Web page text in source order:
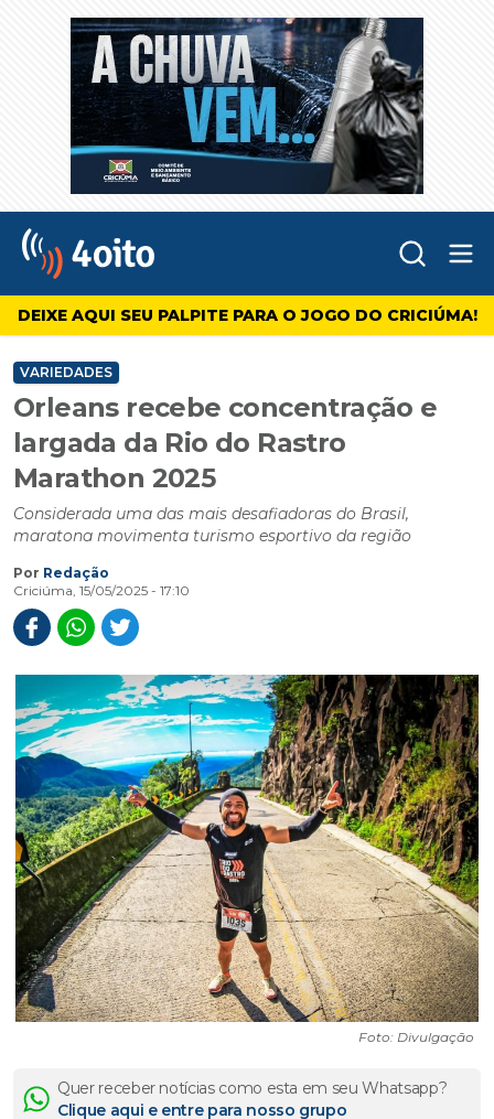
4oito
DEIXE AQUI SEU PALPITE PARA O JOGO DO CRICIÚMA!
VARIEDADES
Orleans recebe concentração e
largada da Rio do Rastro
Marathon 2025
Considerada uma das mais desafiadoras do Brasil,
maratona movimenta turismo esportivo da região
Por Redação
Criciúma, 15/05/2025 - 17:10
Foto: Divulgação
Quer receber notícias como esta em seu Whatsapp?
Clique aqui e entre para nosso grupo